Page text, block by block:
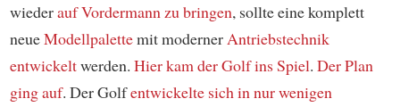
wiederauf Vordermann zu bringen, sollte eine komplett
neueModellpalettemit modernerAntriebstechnik
entwickeltwerden. Hier kam der Golf ins Spiel. Der Plan
ging auf. Der Golfentwickelte sichin nur wenigen